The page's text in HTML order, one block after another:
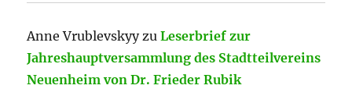
Anne VrublevskyyzuLeserbrief zur
Jahreshauptversammlung des Stadtteilvereins
Neuenheim von Dr. Frieder Rubik